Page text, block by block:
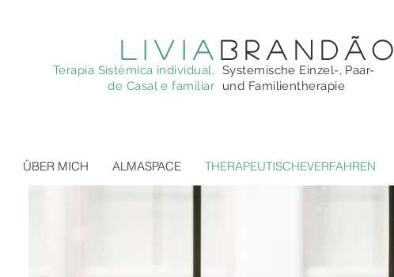
livia brandÃo
Terapia Sistêmica individual,
de Casal e familiar
Systemische Einzel-, Paar-
und Familientherapie
ÜBER MICH ALMASPACE THERAPEUTISCHEVERFAHREN